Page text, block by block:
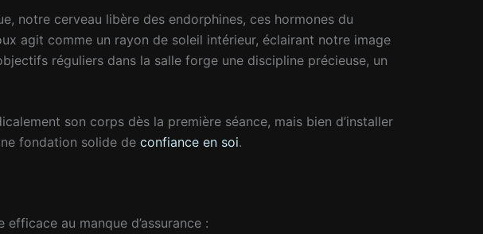
notre cerveau libère des endorphines, ces hormones du
agit comme un rayon de soleil intérieur, éclairant notre image
réguliers dans la salle forge une discipline précieuse, un
son corps dès la première séance, mais bien d’installer
fondation solide de confiance en soi.
au manque d’assurance :